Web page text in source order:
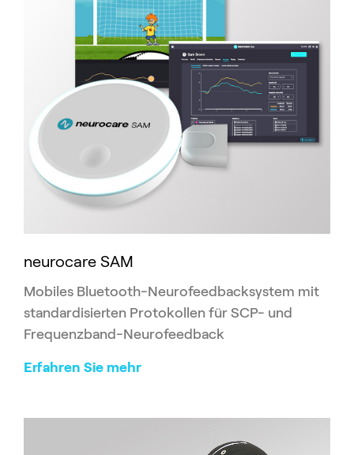
neurocare SAM
Mobiles Bluetooth-Neurofeedbacksystem mit
standardisierten Protokollen für SCP- und
Frequenzband-Neurofeedback
Erfahren Sie mehr